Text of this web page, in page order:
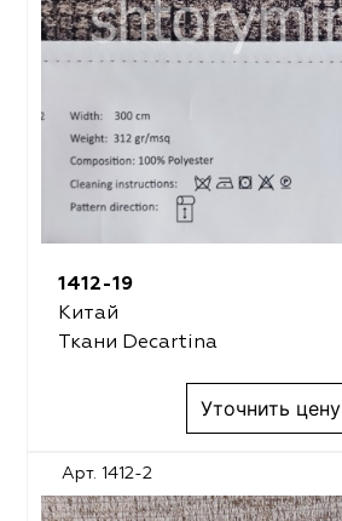
1412-19
Китай
Ткани Decartina
Уточнить цену
Арт. 1412-2